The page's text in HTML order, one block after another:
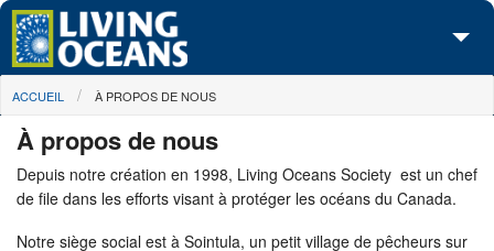
Skip to main content
À propos de nous
Nos campagnes
Centre des Médias
You are here
ACCUEIL À PROPOS DE NOUS
À propos de nous
Depuis notre création en 1998, Living Oceans Society est un chef
de file dans les efforts visant à protéger les océans du Canada.
Notre siège social est à Sointula, un petit village de pêcheurs sur